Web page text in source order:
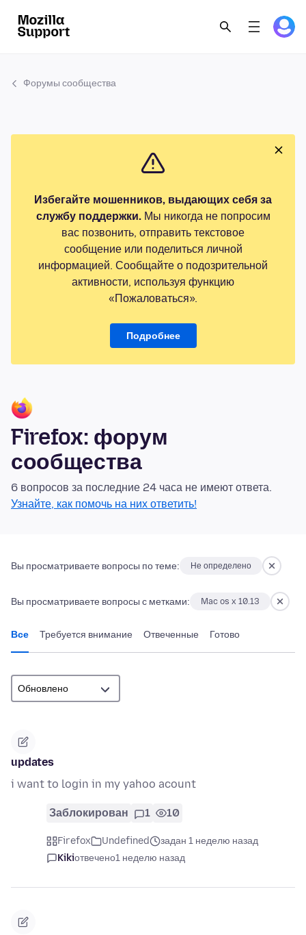
Форумы сообщества
Избегайте мошенников, выдающих себя за
службу поддержки.Мы никогда не попросим
вас позвонить, отправить текстовое
сообщение или поделиться личной
информацией. Сообщайте о подозрительной
активности, используя функцию
«Пожаловаться».
Подробнее
Firefox: форум
сообщества
6 вопросов за последние 24 часа не имеют ответа.
Узнайте, как помочь на них ответить!
Вы просматриваете вопросы по теме: Не определено
Вы просматриваете вопросы с метками: Mac os x 10.13
Все Требуется внимание Отвеченные Готово
updates
i want to login in my yahoo acount
Заблокирован 1 10
Firefox Undefined
задан 1 неделю назад
Kikiотвечено1 неделю назад